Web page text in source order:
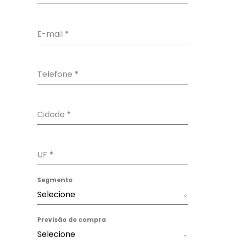
E-mail *
Telefone *
Cidade *
UF *
Segmento
Selecione
Previsão de compra
Selecione